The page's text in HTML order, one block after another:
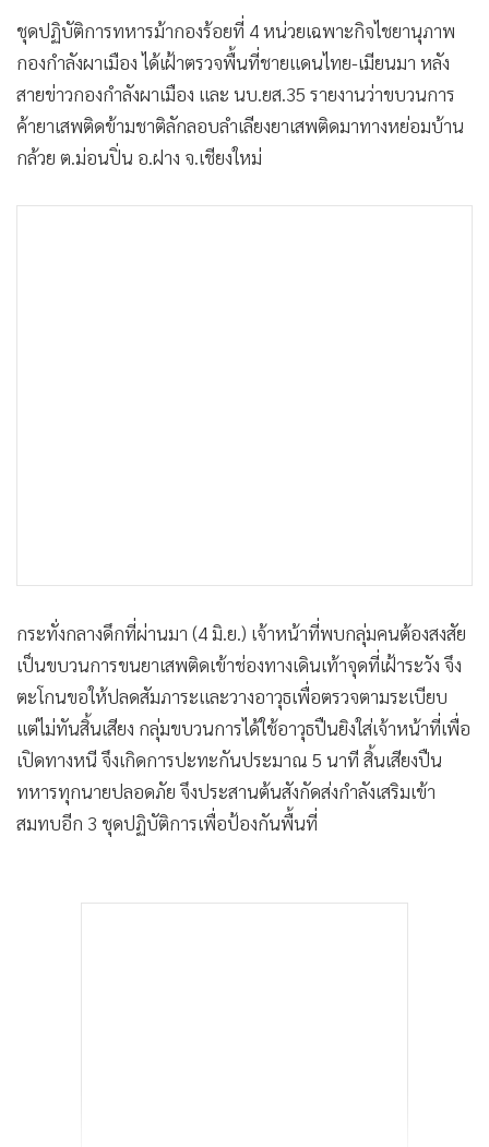
• Gotomanager
ชุดปฏิบัติการทหารม้ากองร้อยที่ 4 หน่วยเฉพาะกิจไชยานุภาพ
กองกำลังผาเมือง ได้เฝ้าตรวจพื้นที่ชายแดนไทย-เมียนมา หลัง
สายข่าวกองกำลังผาเมือง และ นบ.ยส.35 รายงานว่าขบวนการ
ค้ายาเสพติดข้ามชาติลักลอบลำเลียงยาเสพติดมาทางหย่อมบ้าน
กล้วย ต.ม่อนปิ่น อ.ฝาง จ.เชียงใหม่
กระทั่งกลางดึกที่ผ่านมา (4 มิ.ย.) เจ้าหน้าที่พบกลุ่มคนต้องสงสัย
เป็นขบวนการขนยาเสพติดเข้าช่องทางเดินเท้าจุดที่เฝ้าระวัง จึง
ตะโกนขอให้ปลดสัมภาระและวางอาวุธเพื่อตรวจตามระเบียบ
แต่ไม่ทันสิ้นเสียง กลุ่มขบวนการได้ใช้อาวุธปืนยิงใส่เจ้าหน้าที่เพื่อ
เปิดทางหนี จึงเกิดการปะทะกันประมาณ 5 นาที สิ้นเสียงปืน
ทหารทุกนายปลอดภัย จึงประสานต้นสังกัดส่งกำลังเสริมเข้า
สมทบอีก 3 ชุดปฏิบัติการเพื่อป้องกันพื้นที่